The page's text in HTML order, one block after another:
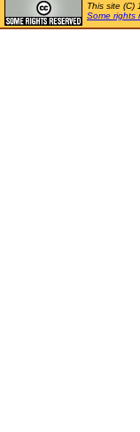
This site (C)
Some rights